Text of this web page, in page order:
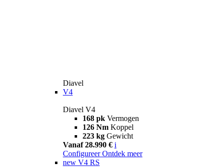
Diavel
V4
Diavel V4
168 pk Vermogen
126 Nm Koppel
223 kg Gewicht
Vanaf 28.990 € i
Configureer Ontdek meer
new V4 RS